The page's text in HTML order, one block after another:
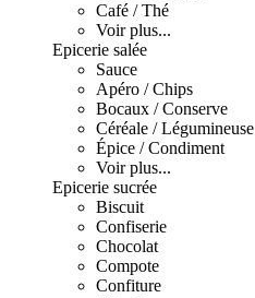
Café / Thé
Voir plus...
Epicerie salée
Sauce
Apéro / Chips
Bocaux / Conserve
Céréale / Légumineuse
Épice / Condiment
Voir plus...
Epicerie sucrée
Biscuit
Confiserie
Chocolat
Compote
Confiture